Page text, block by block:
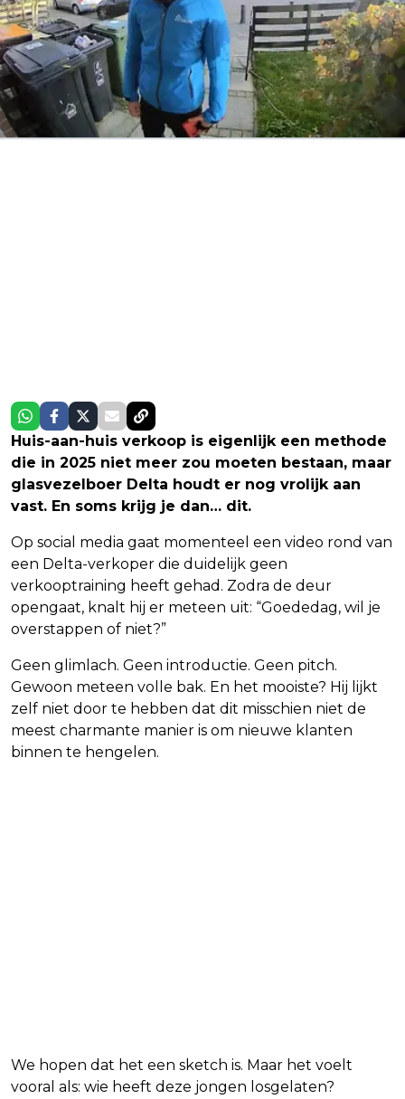
Huis-aan-huis verkoop is eigenlijk een methode
die in 2025 niet meer zou moeten bestaan, maar
glasvezelboer Delta houdt er nog vrolijk aan
vast. En soms krijg je dan… dit.
Op social media gaat momenteel een video rond van
een Delta-verkoper die duidelijk geen
verkooptraining heeft gehad. Zodra de deur
opengaat, knalt hij er meteen uit: “Goededag, wil je
overstappen of niet?”
Geen glimlach. Geen introductie. Geen pitch.
Gewoon meteen volle bak. En het mooiste? Hij lijkt
zelf niet door te hebben dat dit misschien niet de
meest charmante manier is om nieuwe klanten
binnen te hengelen.
We hopen dat het een sketch is. Maar het voelt
vooral als: wie heeft deze jongen losgelaten?